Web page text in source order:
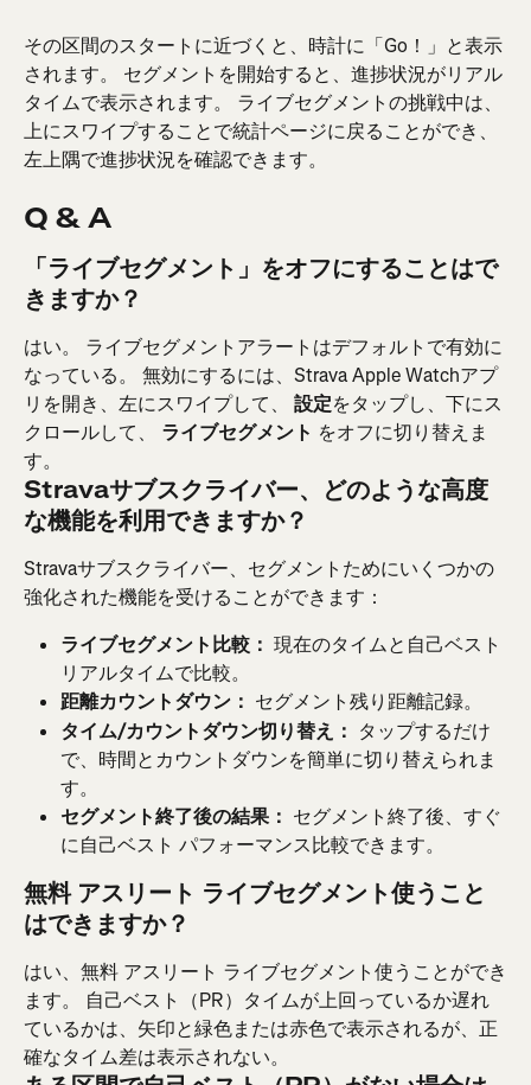
その区間のスタートに近づくと、時計に「Go！」と表示
されます。 セグメントを開始すると、進捗状況がリアル
タイムで表示されます。 ライブセグメントの挑戦中は、
上にスワイプすることで統計ページに戻ることができ、
左上隅で進捗状況を確認できます。
Q & A
「ライブセグメント」をオフにすることはで
きますか？
はい。 ライブセグメントアラートはデフォルトで有効に
なっている。 無効にするには、Strava Apple Watchアプ
リを開き、左にスワイプして、 設定をタップし、下にス
クロールして、 ライブセグメント をオフに切り替えま
す。
Stravaサブスクライバー、どのような高度
な機能を利用できますか？
Stravaサブスクライバー、セグメントためにいくつかの
強化された機能を受けることができます：
ライブセグメント比較： 現在のタイムと自己ベスト
リアルタイムで比較。
距離カウントダウン： セグメント残り距離記録。
タイム/カウントダウン切り替え： タップするだけ
で、時間とカウントダウンを簡単に切り替えられま
す。
セグメント終了後の結果： セグメント終了後、すぐ
に自己ベスト パフォーマンス比較できます。
無料 アスリート ライブセグメント使うこと
はできますか？
はい、無料 アスリート ライブセグメント使うことができ
ます。 自己ベスト（PR）タイムが上回っているか遅れ
ているかは、矢印と緑色または赤色で表示されるが、正
確なタイム差は表示されない。